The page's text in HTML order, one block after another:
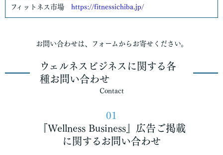
フィットネス市場 https://fitnessichiba.jp/
お問い合わせは、フォームからお寄せください。
ウェルネスビジネスに関する各
種お問い合わせ
Contact
01
『Wellness Business』広告ご掲載
に関するお問い合わせ